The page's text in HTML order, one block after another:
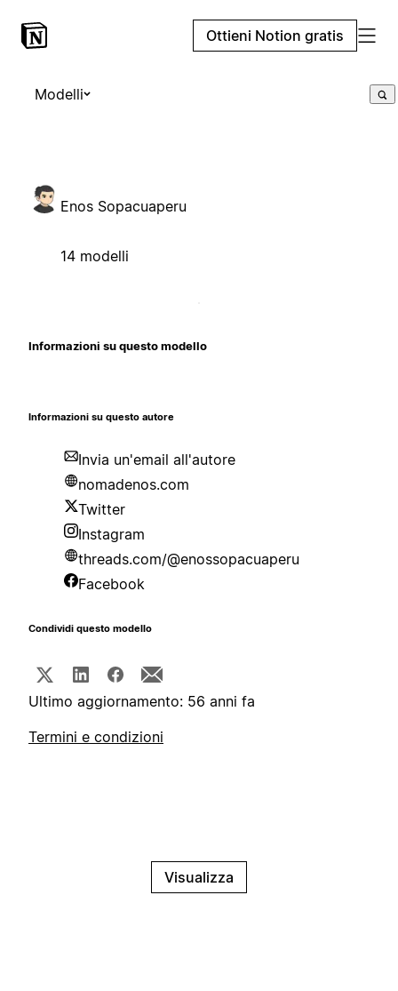
Ottieni Notion gratis
Modelli
Enos Sopacuaperu
14 modelli
Informazioni su questo modello
Informazioni su questo autore
Invia un'email all'autore
nomadenos.com
Twitter
Instagram
threads.com/@enossopacuaperu
Facebook
Condividi questo modello
Ultimo aggiornamento: 56 anni fa
Termini e condizioni
Visualizza